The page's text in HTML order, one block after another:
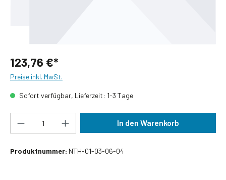
123,76 €*
Preise inkl. MwSt.
Sofort verfügbar, Lieferzeit: 1-3 Tage
Produkt Anzahl: Gib den gewünschten Wert
In den Warenkorb
Produktnummer: NTH-01-03-06-04